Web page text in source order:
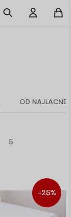
OD
5
-25%